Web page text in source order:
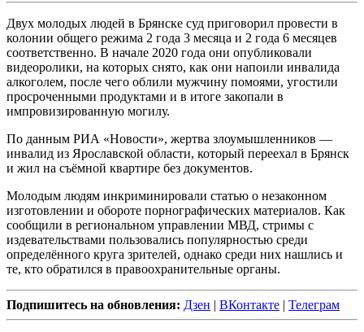
Двух молодых людей в Брянске суд приговорил провести в
колонии общего режима 2 года 3 месяца и 2 года 6 месяцев
соответственно. В начале 2020 года они опубликовали
видеоролики, на которых снято, как они напоили инвалида
алкоголем, после чего облили мужчину помоями, угостили
просроченными продуктами и в итоге закопали в
импровизированную могилу.
По данным РИА «Новости», жертва злоумышленников —
инвалид из Ярославской области, который переехал в Брянск
и жил на съёмной квартире без документов.
Молодым людям инкриминировали статью о незаконном
изготовлении и обороте порнографических материалов. Как
сообщили в региональном управлении МВД, стримы с
издевательствами пользовались популярностью среди
определённого круга зрителей, однако среди них нашлись и
те, кто обратился в правоохранительные органы.
Подпишитесь на обновления: Дзен | ВКонтакте | Телеграм